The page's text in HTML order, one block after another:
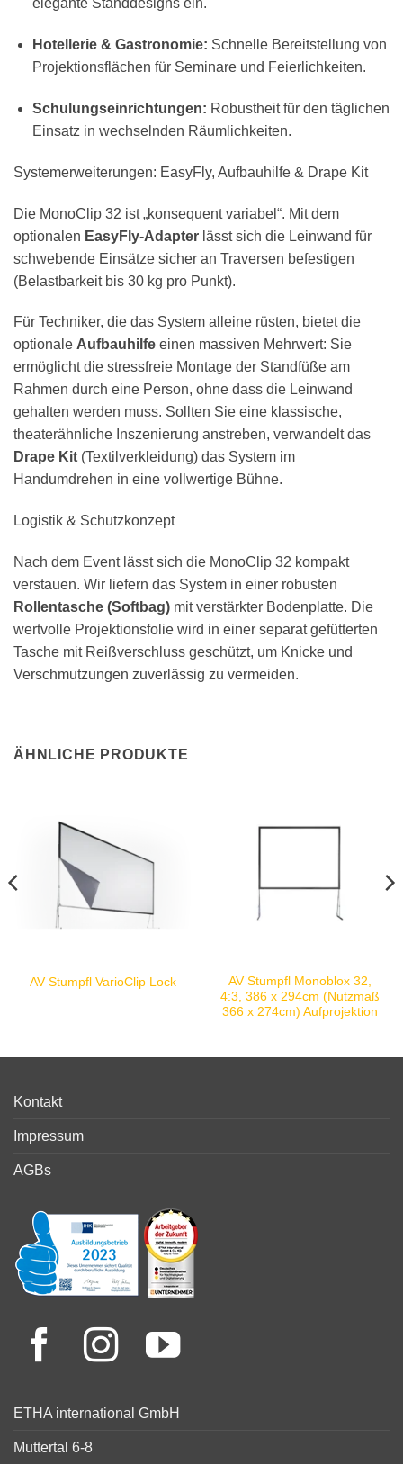
elegante Standdesigns ein.
Hotellerie & Gastronomie: Schnelle Bereitstellung von
Projektionsflächen für Seminare und Feierlichkeiten.
Schulungseinrichtungen: Robustheit für den täglichen
Einsatz in wechselnden Räumlichkeiten.
Systemerweiterungen: EasyFly, Aufbauhilfe & Drape Kit
Die MonoClip 32 ist „konsequent variabel“. Mit dem
optionalen EasyFly-Adapter lässt sich die Leinwand für
schwebende Einsätze sicher an Traversen befestigen
(Belastbarkeit bis 30 kg pro Punkt).
Für Techniker, die das System alleine rüsten, bietet die
optionale Aufbauhilfe einen massiven Mehrwert: Sie
ermöglicht die stressfreie Montage der Standfüße am
Rahmen durch eine Person, ohne dass die Leinwand
gehalten werden muss. Sollten Sie eine klassische,
theaterähnliche Inszenierung anstreben, verwandelt das
Drape Kit (Textilverkleidung) das System im
Handumdrehen in eine vollwertige Bühne.
Logistik & Schutzkonzept
Nach dem Event lässt sich die MonoClip 32 kompakt
verstauen. Wir liefern das System in einer robusten
Rollentasche (Softbag) mit verstärkter Bodenplatte. Die
wertvolle Projektionsfolie wird in einer separat gefütterten
Tasche mit Reißverschluss geschützt, um Knicke und
Verschmutzungen zuverlässig zu vermeiden.
ÄHNLICHE PRODUKTE
AV Stumpfl VarioClip Lock
AV Stumpfl Monoblox 32,
4:3, 386 x 294cm (Nutzmaß
366 x 274cm) Aufprojektion
Kontakt
Impressum
AGBs
ETHA international GmbH
Muttertal 6-8